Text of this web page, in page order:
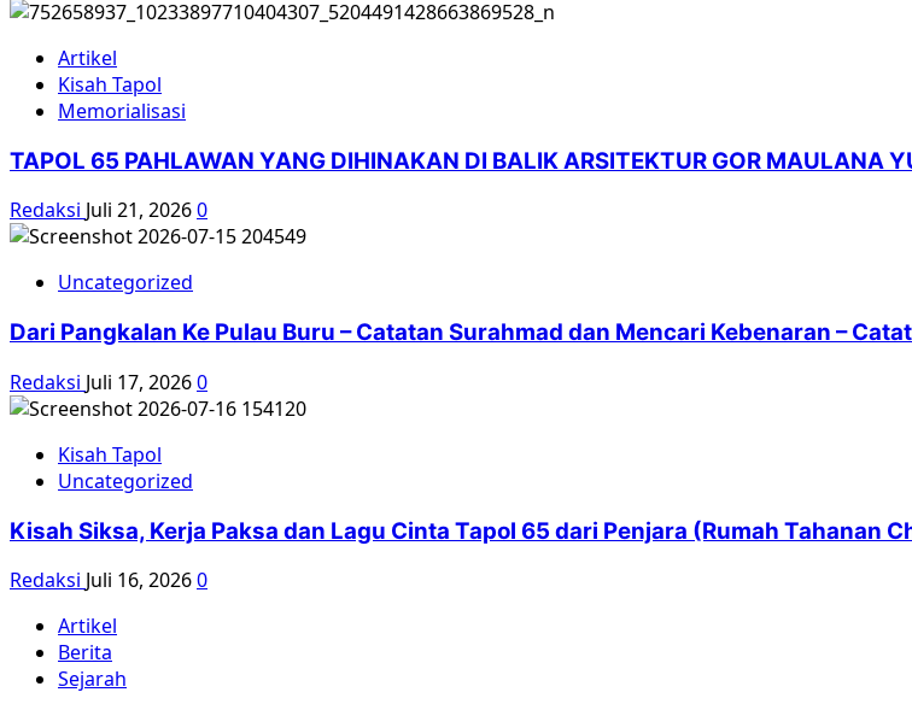
Artikel
Kisah Tapol
Memorialisasi
TAPOL 65 PAHLAWAN YANG DIHINAKAN DI BALIK ARSITEKTUR GOR MAULANA
Redaksi Juli 21, 20260
Uncategorized
Dari Pangkalan Ke Pulau Buru – Catatan Surahmad dan Mencari Kebenaran –
Redaksi Juli 17, 20260
Kisah Tapol
Uncategorized
Kisah Siksa, Kerja Paksa dan Lagu Cinta Tapol 65 dari Penjara (Rumah Tahanan
Redaksi Juli 16, 20260
Artikel
Berita
Sejarah